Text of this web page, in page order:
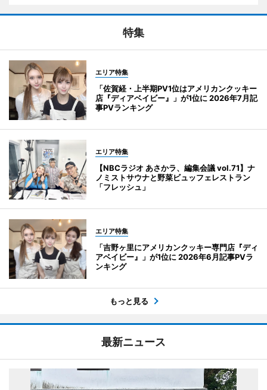
特集
エリア特集
「佐賀経・上半期PV1位はアメリカンクッキー
店『ディアベイビー』」が1位に 2026年7月記
事PVランキング
エリア特集
【NBCラジオ あさかラ、編集会議 vol.71】ナ
ノミストサウナと野菜ビュッフェレストラン
「フレッシュ」
エリア特集
「吉野ヶ里にアメリカンクッキー専門店『ディ
アベイビー』」が1位に 2026年6月記事PVラ
ンキング
もっと見る
最新ニュース